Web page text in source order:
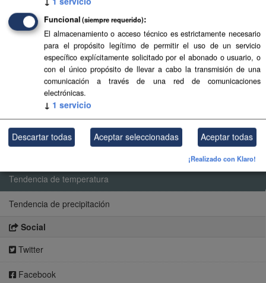
Recursos
Temperatura mínima
Temperatura máxima
Temperatura media
Precipitación
Tendencia de temperatura
Tendencia de precipitación
Social
Twitter
Facebook
Funcional (siempre requerido)
El almacenamiento o acceso técnico es estrictamente necesario
para el propósito legítimo de permitir el uso de un servicio
específico explícitamente solicitado por el abonado o usuario, o
con el único propósito de llevar a cabo la transmisión de una
comunicación a través de una red de comunicaciones
electrónicas.
↓ 1 servicio
Descartar todas Aceptar seleccionadas Aceptar todas
¡Realizado con Klaro!